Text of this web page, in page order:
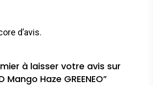
d’avis.
à laisser votre avis sur
Mango Haze GREENEO”